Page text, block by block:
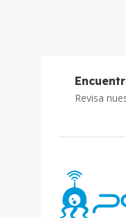
Revisa